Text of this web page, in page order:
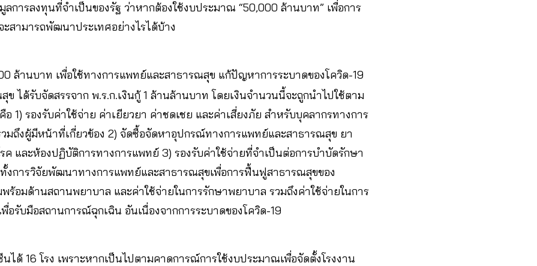
ลการลงทุนที่จำเป็นของรัฐ ว่าหากต้องใช้งบประมาณ “50,000 ล้านบาท” เพื่อการ
ะสามารถพัฒนาประเทศอย่างไรได้บ้าง
ล้านบาท เพื่อใช้ทางการแพทย์และสาธารณสุข แก้ปัญหาการระบาดของโควิด-19
ข ได้รับจัดสรรจาก พ.ร.ก.เงินกู้ 1 ล้านล้านบาท โดยเงินจำนวนนี้จะถูกนำไปใช้ตาม
1) รองรับค่าใช้จ่าย ค่าเยียวยา ค่าชดเชย และค่าเสี่ยงภัย สำหรับบุคลากรทางการ
มถึงผู้มีหน้าที่เกี่ยวข้อง 2) จัดซื้อจัดหาอุปกรณ์ทางการแพทย์และสาธารณสุข ยา
ค และห้องปฏิบัติการทางการแพทย์ 3) รองรับค่าใช้จ่ายที่จำเป็นต่อการบำบัดรักษา
งการวิจัยพัฒนาทางการแพทย์และสาธารณสุขเพื่อการฟื้นฟูสาธารณสุขของ
ร้อมด้านสถานพยาบาล และค่าใช้จ่ายในการรักษาพยาบาล รวมถึงค่าใช้จ่ายในการ
พื่อรับมือสถานการณ์ฉุกเฉิน อันเนื่องจากการระบาดของโควิด-19
นได้ 16 โรง เพราะหากเป็นไปตามคาดการณ์การใช้งบประมาณเพื่อจัดตั้งโรงงาน